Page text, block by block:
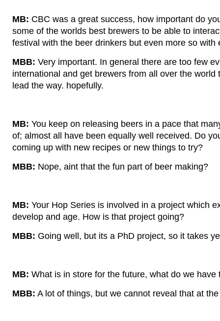
MB: CBC was a great success, how important do
some of the worlds best brewers to be able to
festival with the beer drinkers but even more so with
MBB: Very important. In general there are too few
international and get brewers from all over the world
lead the way. hopefully.
MB: You keep on releasing beers in a pace that
of; almost all have been equally well received. Do
coming up with new recipes or new things to try?
MBB: Nope, aint that the fun part of beer making?
MB: Your Hop Series is involved in a project which
develop and age. How is that project going?
MBB: Going well, but its a PhD project, so it takes
MB: What is in store for the future, what do we have
MBB: A lot of things, but we cannot reveal that at